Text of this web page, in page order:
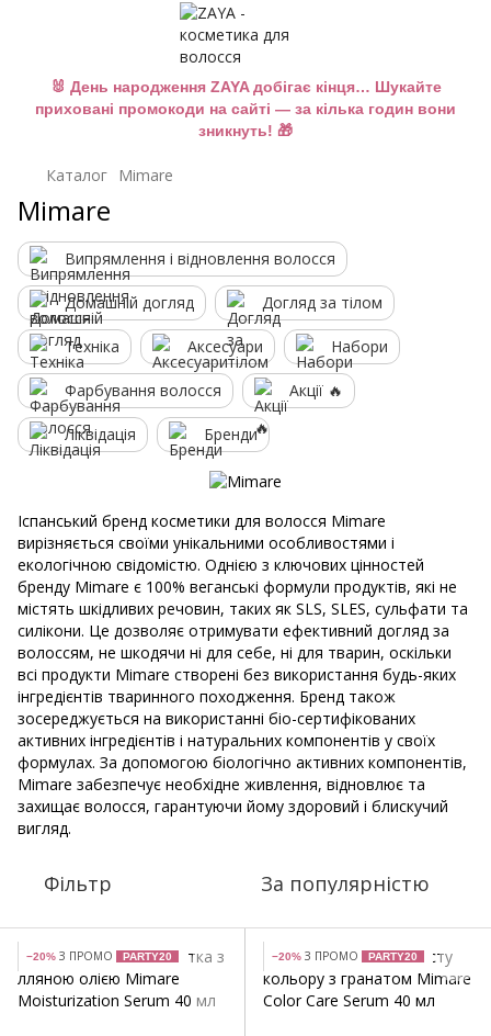
🐰 День народження ZAYA добігає кінця… Шукайте
приховані промокоди на сайті — за кілька годин вони
зникнуть! 🎁
Каталог Mimare
Mimare
Випрямлення і відновлення волосся
Домашній догляд Догляд за тілом
Техніка Аксесуари Набори
Фарбування волосся Акції 🔥
Ліквідація Бренди
Іспанський бренд косметики для волосся Mimare
вирізняється своїми унікальними особливостями і
екологічною свідомістю. Однією з ключових цінностей
бренду Mimare є 100% веганські формули продуктів, які не
містять шкідливих речовин, таких як SLS, SLES, сульфати та
силікони. Це дозволяє отримувати ефективний догляд за
волоссям, не шкодячи ні для себе, ні для тварин, оскільки
всі продукти Mimare створені без використання будь-яких
інгредієнтів тваринного походження. Бренд також
зосереджується на використанні біо-сертифікованих
активних інгредієнтів і натуральних компонентів у своїх
формулах. За допомогою біологічно активних компонентів,
Mimare забезпечує необхідне живлення, відновлює та
захищає волосся, гарантуючи йому здоровий і блискучий
вигляд.
Фільтр За популярністю
−20% З ПРОМО PARTY20 −20% З ПРОМО PARTY20